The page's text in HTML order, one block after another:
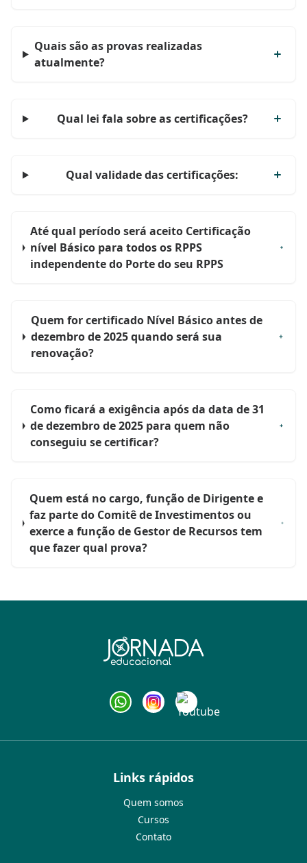
Quais são as provas realizadas
atualmente?
Qual lei fala sobre as certificações?
Qual validade das certificações:
Até qual período será aceito Certificação
nível Básico para todos os RPPS
independente do Porte do seu RPPS
Quem for certificado Nível Básico antes de
dezembro de 2025 quando será sua
renovação?
Como ficará a exigência após da data de 31
de dezembro de 2025 para quem não
conseguiu se certificar?
Quem está no cargo, função de Dirigente e
faz parte do Comitê de Investimentos ou
exerce a função de Gestor de Recursos tem
que fazer qual prova?
Links rápidos
Quem somos
Cursos
Contato